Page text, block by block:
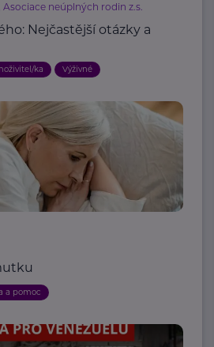
Asociace neúplných rodin z.s.
Nejčastější otázky a
ka Výživné
a pomoc